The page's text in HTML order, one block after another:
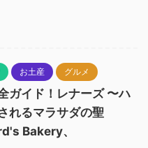
お土産 グルメ
ガイド！レナーズ 〜ハ
れるマラサダの聖
Bakery、